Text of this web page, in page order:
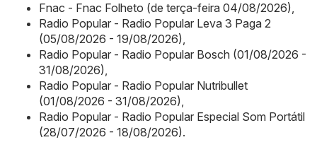
Fnac - Fnac Folheto (de terça-feira 04/08/2026),
Radio Popular - Radio Popular Leva 3 Paga 2
(05/08/2026 - 19/08/2026),
Radio Popular - Radio Popular Bosch (01/08/2026 -
31/08/2026),
Radio Popular - Radio Popular Nutribullet
(01/08/2026 - 31/08/2026),
Radio Popular - Radio Popular Especial Som Portátil
(28/07/2026 - 18/08/2026).